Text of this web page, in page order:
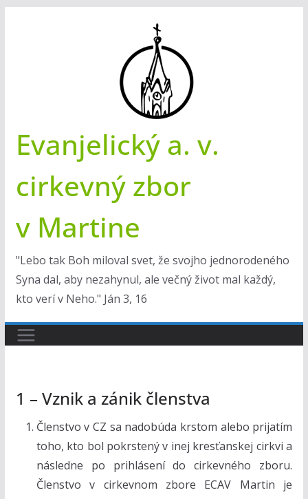
Evanjelický a. v.
cirkevný zbor
v Martine
"Lebo tak Boh miloval svet, že svojho jednorodeného
Syna dal, aby nezahynul, ale večný život mal každý,
kto verí v Neho." Ján 3, 16
1 – Vznik a zánik členstva
Členstvo v CZ sa nadobúda krstom alebo prijatím
toho, kto bol pokrstený v inej kresťanskej cirkvi a
následne po prihlásení do cirkevného zboru.
Členstvo v cirkevnom zbore ECAV Martin je